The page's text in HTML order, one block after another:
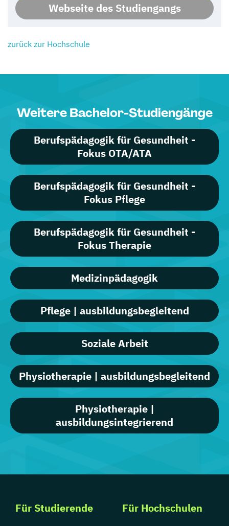
Webseite des Studiengangs
zurück zur Hochschule
Weitere Bachelor-Studiengänge
Berufspädagogik für Gesundheit -
Fokus OTA/ATA
Berufspädagogik für Gesundheit -
Fokus Pflege
Berufspädagogik für Gesundheit -
Fokus Therapie
Medizinpädagogik
Pflege | ausbildungsbegleitend
Soziale Arbeit
Physiotherapie | ausbildungsbegleitend
Physiotherapie |
ausbildungsintegrierend
Für Studierende Für Hochschulen